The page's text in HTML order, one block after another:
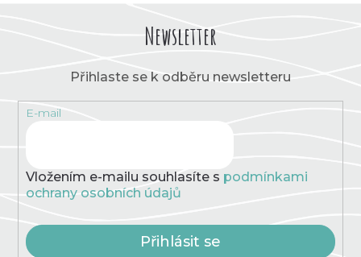
Newsletter
Přihlaste se k odběru newsletteru
E-mail
Vložením e-mailu souhlasíte s podmínkami
ochrany osobních údajů
Přihlásit se